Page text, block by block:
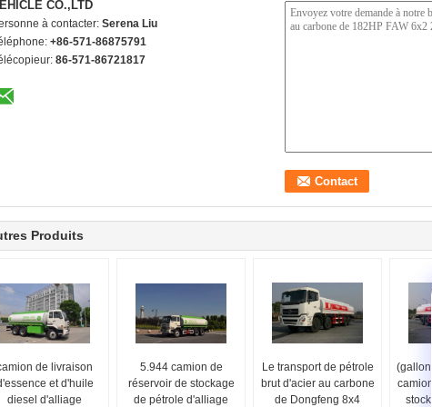
CO.,LTD
à contacter: Serena Liu
+86-571-86875791
86-571-86721817
Produits
de livraison
et d'huile
diesel d'alliage
5.944 camion de
réservoir de stockage
de pétrole d'alliage
Le transport de pétrole
brut d'acier au carbone
de Dongfeng 8x4
(gallon